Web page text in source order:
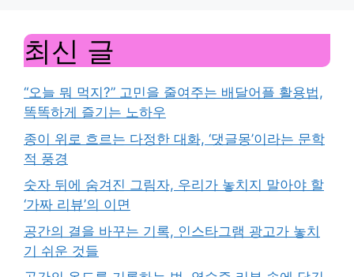
최신 글
“오늘 뭐 먹지?” 고민을 줄여주는 배달어플 활용법,
똑똑하게 즐기는 노하우
종이 위로 흐르는 다정한 대화, ‘댓글몽’이라는 문학
적 풍경
숫자 뒤에 숨겨진 그림자, 우리가 놓치지 말아야 할
‘가짜 리뷰’의 이면
공간의 결을 바꾸는 기록, 인스타그램 광고가 놓치
기 쉬운 것들